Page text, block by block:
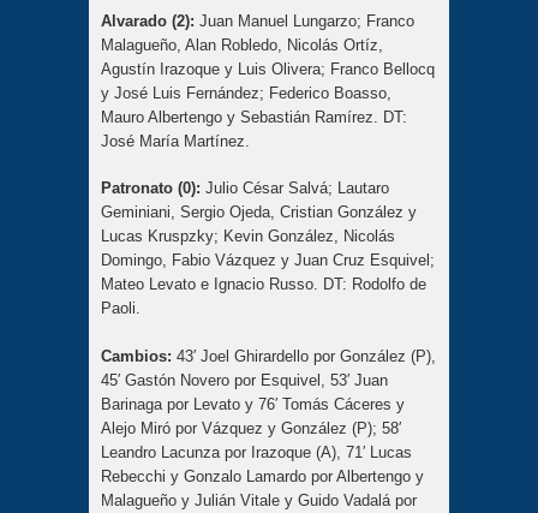
Alvarado (2): Juan Manuel Lungarzo; Franco
Malagueño, Alan Robledo, Nicolás Ortíz,
Agustín Irazoque y Luis Olivera; Franco Bellocq
y José Luis Fernández; Federico Boasso,
Mauro Albertengo y Sebastián Ramírez. DT:
José María Martínez.
Patronato (0): Julio César Salvá; Lautaro
Geminiani, Sergio Ojeda, Cristian González y
Lucas Kruspzky; Kevin González, Nicolás
Domingo, Fabio Vázquez y Juan Cruz Esquivel;
Mateo Levato e Ignacio Russo. DT: Rodolfo de
Paoli.
Cambios: 43′ Joel Ghirardello por González (P),
45′ Gastón Novero por Esquivel, 53′ Juan
Barinaga por Levato y 76′ Tomás Cáceres y
Alejo Miró por Vázquez y González (P); 58′
Leandro Lacunza por Irazoque (A), 71′ Lucas
Rebecchi y Gonzalo Lamardo por Albertengo y
Malagueño y Julián Vitale y Guido Vadalá por